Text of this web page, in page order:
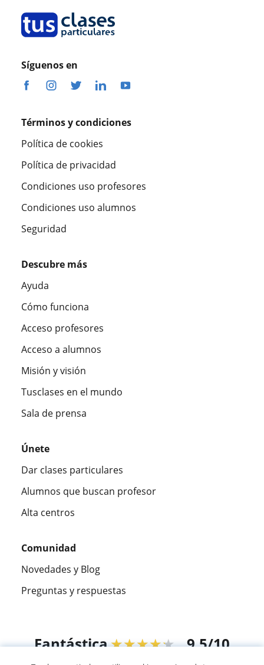
Síguenos en
Términos y condiciones
Política de cookies
Política de privacidad
Condiciones uso profesores
Condiciones uso alumnos
Seguridad
Descubre más
Ayuda
Cómo funciona
Acceso profesores
Acceso a alumnos
Misión y visión
Tusclases en el mundo
Sala de prensa
Únete
Dar clases particulares
Alumnos que buscan profesor
Alta centros
Comunidad
Novedades y Blog
Preguntas y respuestas
Fantástica★★★★★ 9,5/10